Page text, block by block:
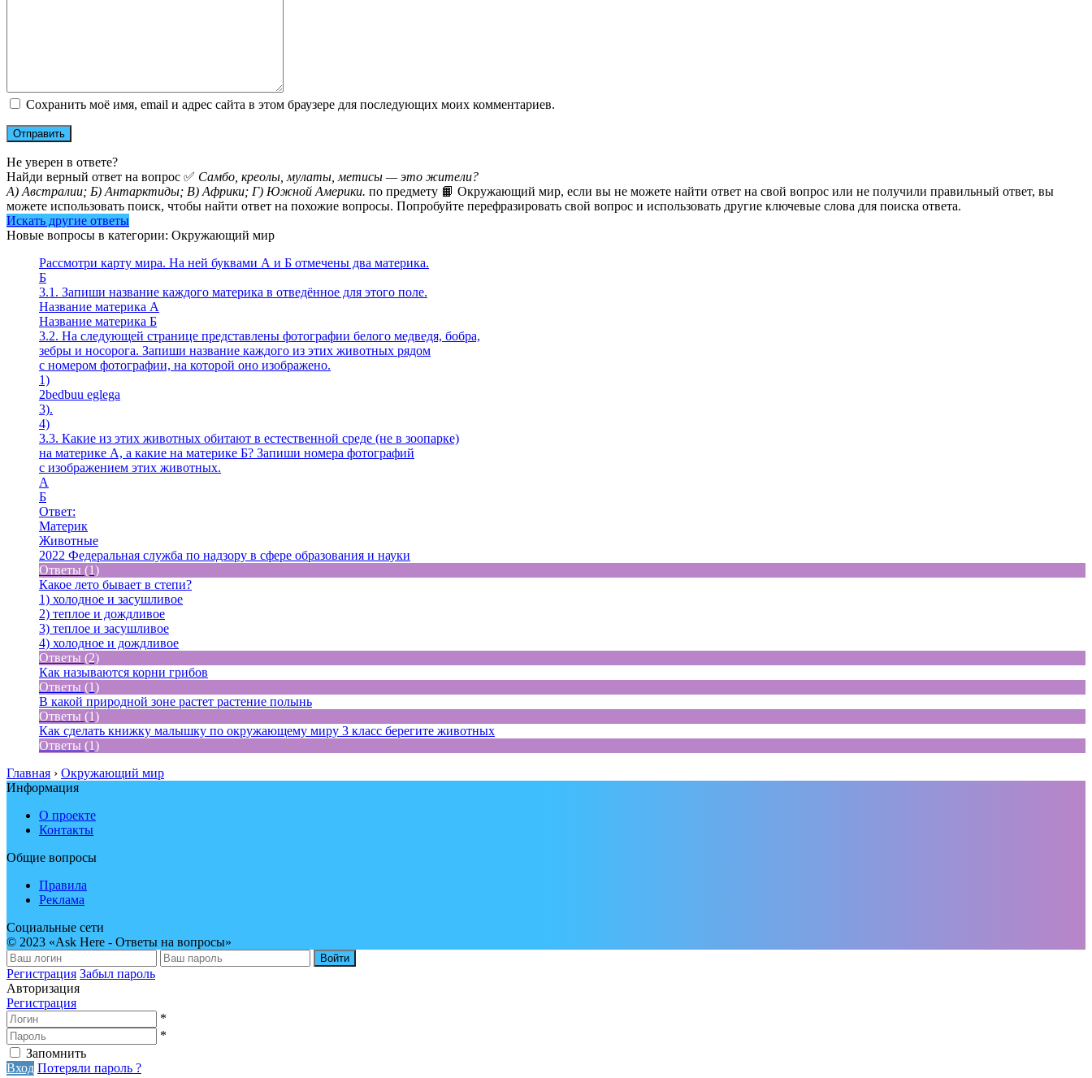
Сохранить моё имя, email и адрес сайта в этом браузере для последующих моих комментариев.
Не уверен в ответе?
Найди верный ответ на вопрос ✅ Самбо, креолы, мулаты, метисы — это жители?
А) Австралии; Б) Антарктиды; В) Африки; Г) Южной Америки. по предмету 📙 Окружающий мир, если вы не можете найти ответ на свой вопрос или не получили правильный ответ, вы
можете использовать поиск, чтобы найти ответ на похожие вопросы. Попробуйте перефразировать свой вопрос и использовать другие ключевые слова для поиска ответа.
Искать другие ответы
Новые вопросы в категории: Окружающий мир
Рассмотри карту мира. На ней буквами А и Б отмечены два материка.
Б
3.1. Запиши название каждого материка в отведённое для этого поле.
Название материка А
Название материка Б
3.2. На следующей странице представлены фотографии белого медведя, бобра,
зебры и носорога. Запиши название каждого из этих животных рядом
с номером фотографии, на которой оно изображено.
1)
2bedbuu eglega
3).
4)
3.3. Какие из этих животных обитают в естественной среде (не в зоопарке)
на материке А, а какие на материке Б? Запиши номера фотографий
с изображением этих животных.
A
Б
Ответ:
Материк
Животные
2022 Федеральная служба по надзору в сфере образования и науки
Ответы (1)
Какое лето бывает в степи?
1) холодное и засушливое
2) теплое и дождливое
3) теплое и засушливое
4) холодное и дождливое
Ответы (2)
Как называются корни грибов
Ответы (1)
В какой природной зоне растет растение полынь
Ответы (1)
Как сделать книжку малышку по окружающему миру 3 класс берегите животных
Ответы (1)
Главная › Окружающий мир
Информация
О проекте
Контакты
Общие вопросы
Правила
Реклама
Социальные сети
© 2023 «Ask Here - Ответы на вопросы»
Войти
Регистрация Забыл пароль
Авторизация
Регистрация
*
*
Запомнить
Вход Потеряли пароль ?